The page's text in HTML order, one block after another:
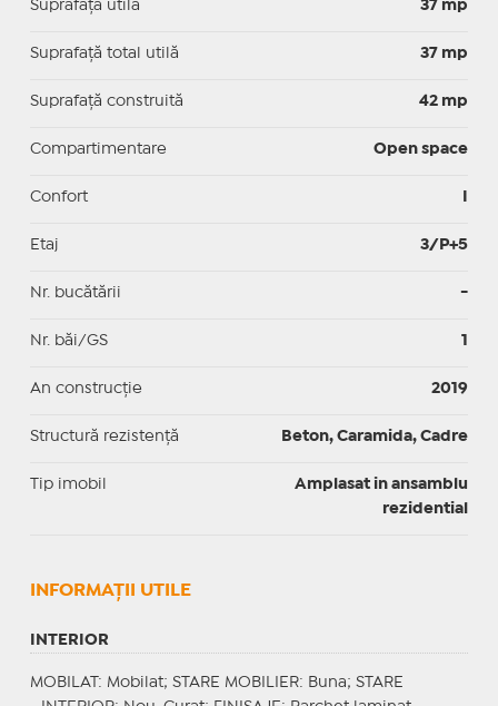
Suprafaţă utilă 37 mp
Suprafaţă total utilă 37 mp
Suprafaţă construită 42 mp
Compartimentare Open space
Confort
Etaj 3/P+5
Nr. bucătării -
Nr. băi/GS 1
An construcție 2019
Structură rezistență Beton, Caramida, Cadre
Tip imobil
Amplasat in ansamblu
rezidential
INFORMAŢII UTILE
INTERIOR
MOBILAT : Mobilat; STARE MOBILIER: Buna; STARE